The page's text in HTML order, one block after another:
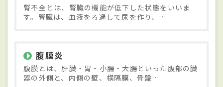
腎不全とは、腎臓の機能が低下した状態をいいま
す。腎臓は、血液をろ過して尿を作り、…
腹膜炎
腹膜とは、肝臓・胃・小腸・大腸といった腹部の臓
器の外側と、内側の壁、横隔膜、骨盤…